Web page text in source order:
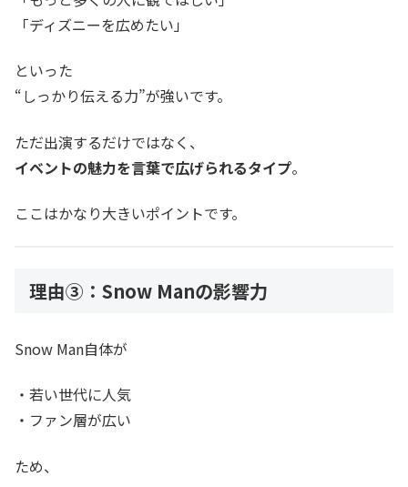
「ディズニーを広めたい」
といった
“しっかり伝える力”が強いです。
ただ出演するだけではなく、
イベントの魅力を言葉で広げられるタイプ。
ここはかなり大きいポイントです。
理由③：Snow Manの影響力
Snow Man自体が
・若い世代に人気
・ファン層が広い
ため、